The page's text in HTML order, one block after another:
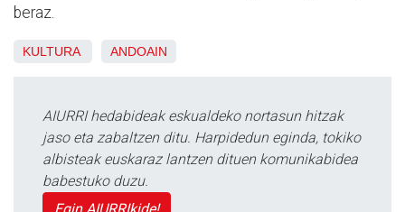
beraz.
KULTURA ANDOAIN
AIURRI hedabideak eskualdeko nortasun hitzak
jaso eta zabaltzen ditu. Harpidedun eginda, tokiko
albisteak euskaraz lantzen dituen komunikabidea
babestuko duzu.